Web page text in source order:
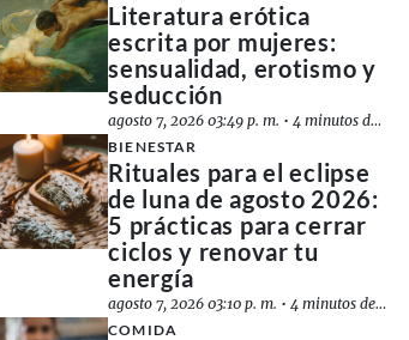
Literatura erótica
escrita por mujeres:
sensualidad, erotismo y
seducción
agosto 7, 2026 03:49 p. m. •4 minutos de lectura
BIENESTAR
Rituales para el eclipse
de luna de agosto 2026:
5 prácticas para cerrar
ciclos y renovar tu
energía
agosto 7, 2026 03:10 p. m. •4 minutos de lectura
COMIDA